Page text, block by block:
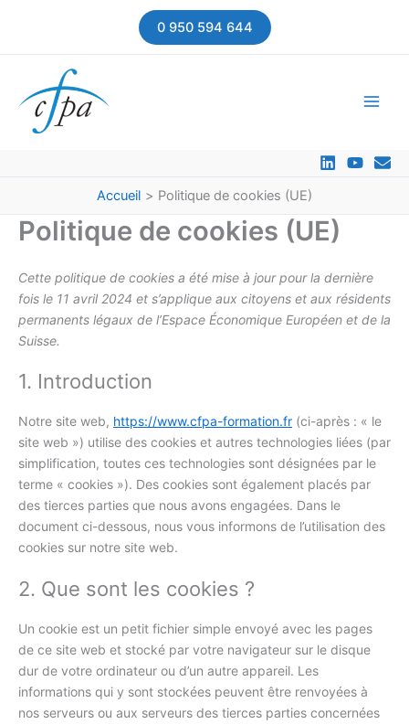
0 950 594 644
Accueil Politique de cookies (UE)
Politique de cookies (UE)
Cette politique de cookies a été mise à jour pour la dernière
fois le 11 avril 2024 et s’applique aux citoyens et aux résidents
permanents légaux de l’Espace Économique Européen et de la
Suisse.
1. Introduction
Notre site web, https://www.cfpa-formation.fr (ci-après : « le
site web ») utilise des cookies et autres technologies liées (par
simplification, toutes ces technologies sont désignées par le
terme « cookies »). Des cookies sont également placés par
des tierces parties que nous avons engagées. Dans le
document ci-dessous, nous vous informons de l’utilisation des
cookies sur notre site web.
2. Que sont les cookies ?
Un cookie est un petit fichier simple envoyé avec les pages
de ce site web et stocké par votre navigateur sur le disque
dur de votre ordinateur ou d’un autre appareil. Les
informations qui y sont stockées peuvent être renvoyées à
nos serveurs ou aux serveurs des tierces parties concernées